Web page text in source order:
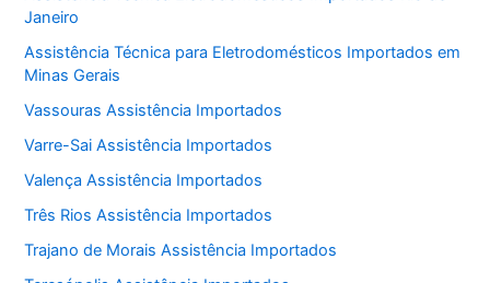
Janeiro
Assistência Técnica para Eletrodomésticos Importados em
Minas Gerais
Vassouras Assistência Importados
Varre-Sai Assistência Importados
Valença Assistência Importados
Três Rios Assistência Importados
Trajano de Morais Assistência Importados